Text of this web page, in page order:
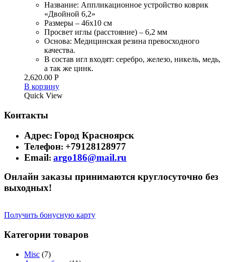
Название: Аппликационное устройство коврик
«Двойной 6,2»
Размеры – 46х10 см
Просвет иглы (расстояние) – 6,2 мм
Основа: Медицинская резина превосходного
качества.
В состав игл входят: серебро, железо, никель, медь,
а так же цинк.
2,620.00 Р
В корзину
Quick View
Контакты
Адрес: Город Красноярск
Телефон: +79128128977
Email: argo186@mail.ru
Онлайн заказы принимаются круглосуточно без
выходных!
Получить бонусную карту
Категории товаров
Misc (7)